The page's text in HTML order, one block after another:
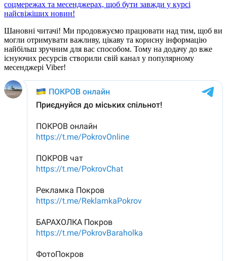
Шановні читачі! Ми продовжуємо працювати над тим, щоб ви
могли отримувати важливу, цікаву та корисну інформацію
найбільш зручним для вас способом. Тому на додачу до вже
існуючих ресурсів створили свій канал у популярному
месенджері Viber!